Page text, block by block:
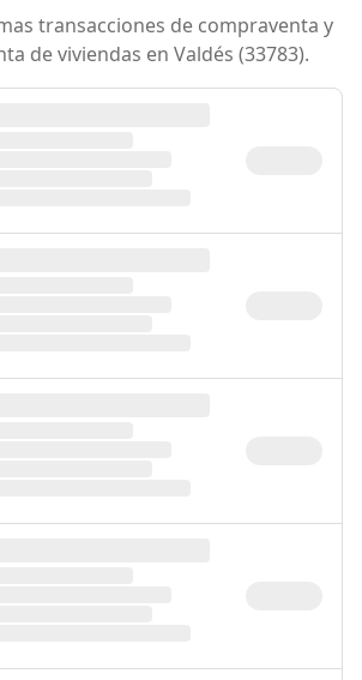
transacciones de compraventa y
de viviendas en Valdés (33783).